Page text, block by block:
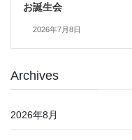
お誕生会
2026年7月8日
Archives
2026年8月